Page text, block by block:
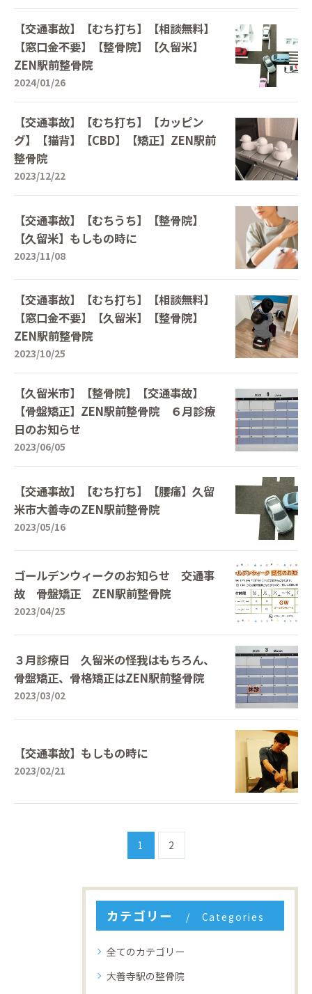
【交通事故】【むち打ち】【相談無料】
【窓口金不要】【整骨院】【久留米】
ZEN駅前整骨院
2024/01/26
【交通事故】【むち打ち】【カッピン
グ】【猫背】【CBD】【矯正】ZEN駅前
整骨院
2023/12/22
【交通事故】【むちうち】【整骨院】
【久留米】もしもの時に
2023/11/08
【交通事故】【むち打ち】【相談無料】
【窓口金不要】【久留米】【整骨院】
ZEN駅前整骨院
2023/10/25
【久留米市】【整骨院】【交通事故】
【骨盤矯正】ZEN駅前整骨院 ６月診療
日のお知らせ
2023/06/05
【交通事故】【むち打ち】【腰痛】久留
米市大善寺のZEN駅前整骨院
2023/05/16
ゴールデンウィークのお知らせ 交通事
故 骨盤矯正 ZEN駅前整骨院
2023/04/25
３月診療日 久留米の怪我はもちろん、
骨盤矯正、骨格矯正はZEN駅前整骨院
2023/03/02
【交通事故】もしもの時に
2023/02/21
1 2
カテゴリー Categories
全てのカテゴリー
大善寺駅の整骨院